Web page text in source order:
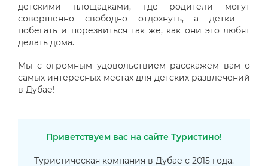
детскими площадками, где родители могут
совершенно свободно отдохнуть, а детки –
побегать и порезвиться так же, как они это любят
делать дома.
Мы с огромным удовольствием расскажем вам о
самых интересных местах для детских развлечений
в Дубае!
Приветствуем вас на сайте Туристино!
Туристическая компания в Дубае с 2015 года.